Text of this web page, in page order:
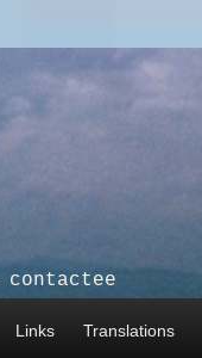
Links Translations